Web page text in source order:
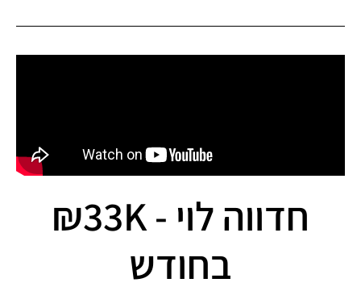
חדווה לוי - 33K₪
בחודש